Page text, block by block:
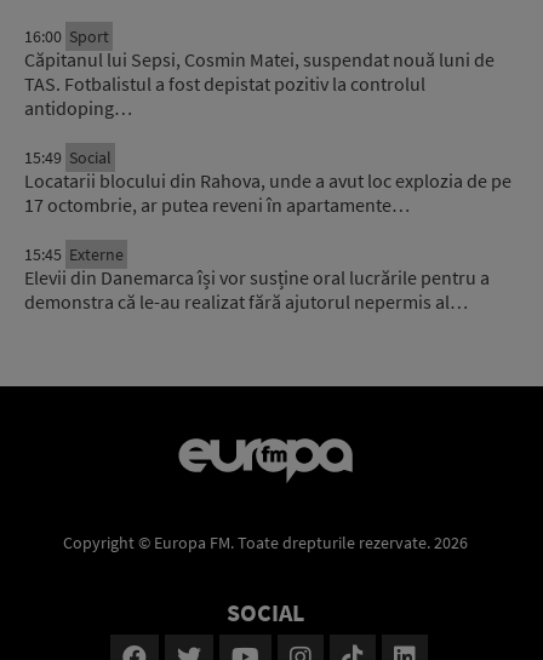
16:00 Sport
Căpitanul lui Sepsi, Cosmin Matei, suspendat nouă luni de
TAS. Fotbalistul a fost depistat pozitiv la controlul
antidoping…
15:49 Social
Locatarii blocului din Rahova, unde a avut loc explozia de pe
17 octombrie, ar putea reveni în apartamente…
15:45 Externe
Elevii din Danemarca își vor susține oral lucrările pentru a
demonstra că le-au realizat fără ajutorul nepermis al…
Copyright © Europa FM. Toate drepturile rezervate. 2026
SOCIAL